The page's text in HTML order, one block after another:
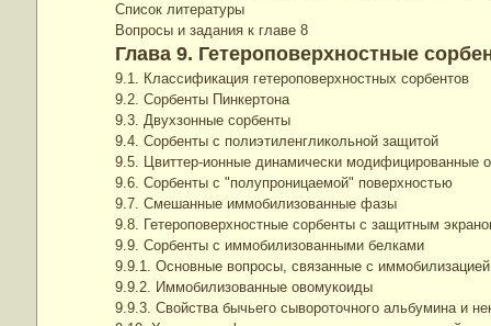
Список литературы
Вопросы и задания к главе 8
Глава 9. Гетероповерхностные
9.1. Классификация гетероповерхностных сорбентов
9.2. Сорбенты Пинкертона
9.3. Двухзонные сорбенты
9.4. Сорбенты с полиэтиленгликольной защитой
9.5. Цвиттер-ионные динамически модифицированные
9.6. Сорбенты с "полупроницаемой" поверхностью
9.7. Смешанные иммобилизованные фазы
9.8. Гетероповерхностные сорбенты с защитным
9.9. Сорбенты с иммобилизованными белками
9.9.1. Основные вопросы, связанные с
9.9.2. Иммобилизованные овомукоиды
9.9.3. Свойства бычьего сывороточного альбумина и